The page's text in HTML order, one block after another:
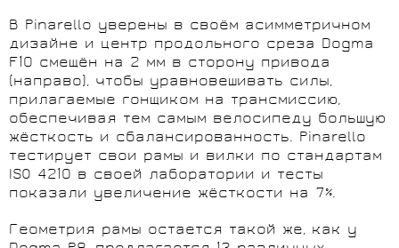
В Pinarello уверены в своём асимметричном
дизайне и центр продольного среза Dogma
F10 смещён на 2 мм в сторону привода
(направо), чтобы уравновешивать силы,
прилагаемые гонщиком на трансмиссию,
обеспечивая тем самым велосипеду большую
жёсткость и сбалансированность. Pinarello
тестирует свои рамы и вилки по стандартам
ISO 4210 в своей лаборатории и тесты
показали увеличение жёсткости на 7%.
Геометрия рамы остается такой же, как у